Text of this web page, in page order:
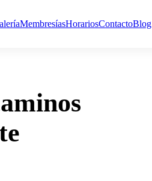
MembresíasHorariosContactoBlog